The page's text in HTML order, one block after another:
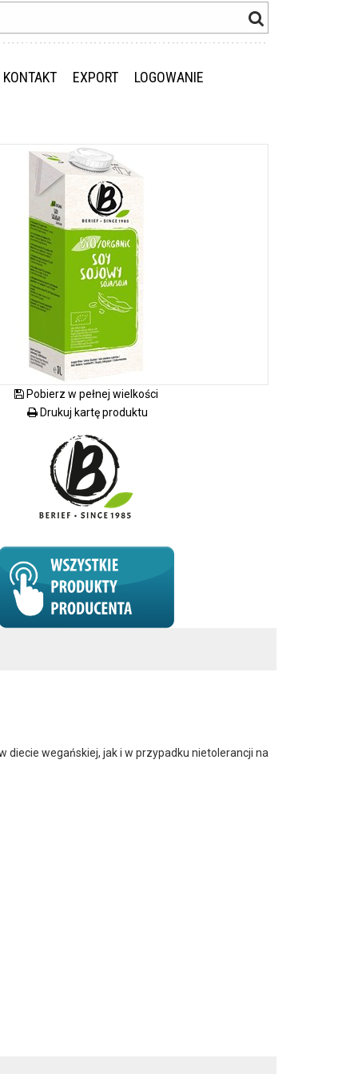
KONTAKT EXPORT LOGOWANIE
Pobierz w pełnej wielkości
Drukuj kartę produktu
diecie wegańskiej, jak i w przypadku nietolerancji na